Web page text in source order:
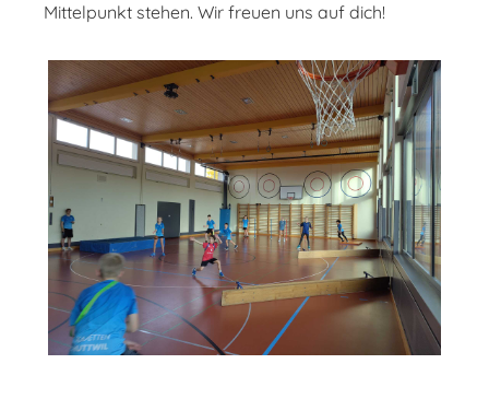
Mittelpunkt stehen. Wir freuen uns auf dich!